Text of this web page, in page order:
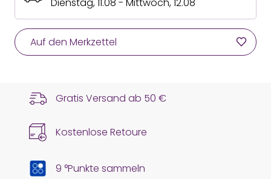
Auf den Merkzettel
Gratis Versand ab 50 €
Kostenlose Retoure
9 °Punkte sammeln